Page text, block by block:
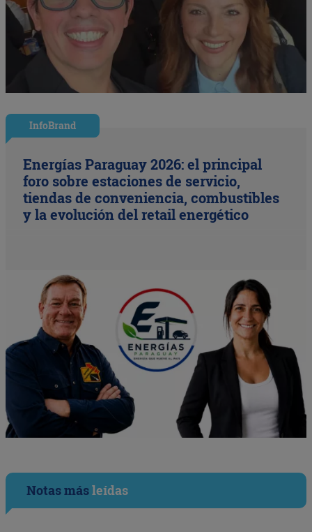
InfoBrand
Energías Paraguay 2026: el principal
foro sobre estaciones de servicio,
tiendas de conveniencia, combustibles
y la evolución del retail energético
Notas másleídas